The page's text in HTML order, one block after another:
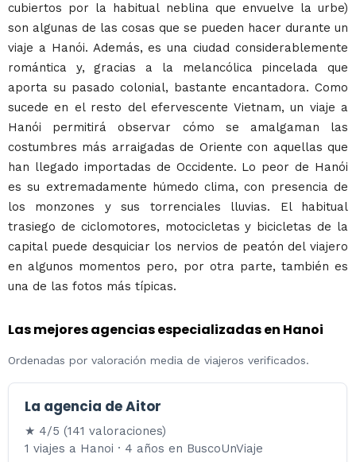
cubiertos por la habitual neblina que envuelve la urbe)
son algunas de las cosas que se pueden hacer durante un
viaje a Hanói. Además, es una ciudad considerablemente
romántica y, gracias a la melancólica pincelada que
aporta su pasado colonial, bastante encantadora. Como
sucede en el resto del efervescente Vietnam, un viaje a
Hanói permitirá observar cómo se amalgaman las
costumbres más arraigadas de Oriente con aquellas que
han llegado importadas de Occidente. Lo peor de Hanói
es su extremadamente húmedo clima, con presencia de
los monzones y sus torrenciales lluvias. El habitual
trasiego de ciclomotores, motocicletas y bicicletas de la
capital puede desquiciar los nervios de peatón del viajero
en algunos momentos pero, por otra parte, también es
una de las fotos más típicas.
Las mejores agencias especializadas en Hanoi
Ordenadas por valoración media de viajeros verificados.
La agencia de Aitor
★ 4/5 (141 valoraciones)
1 viajes a Hanoi · 4 años en BuscoUnViaje